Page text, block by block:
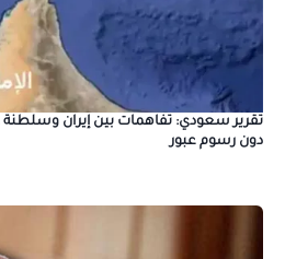
تقرير سعودي: تفاهمات بين إيران
دون رسوم عبور